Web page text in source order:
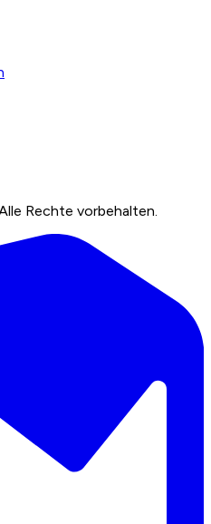
Rechte vorbehalten.